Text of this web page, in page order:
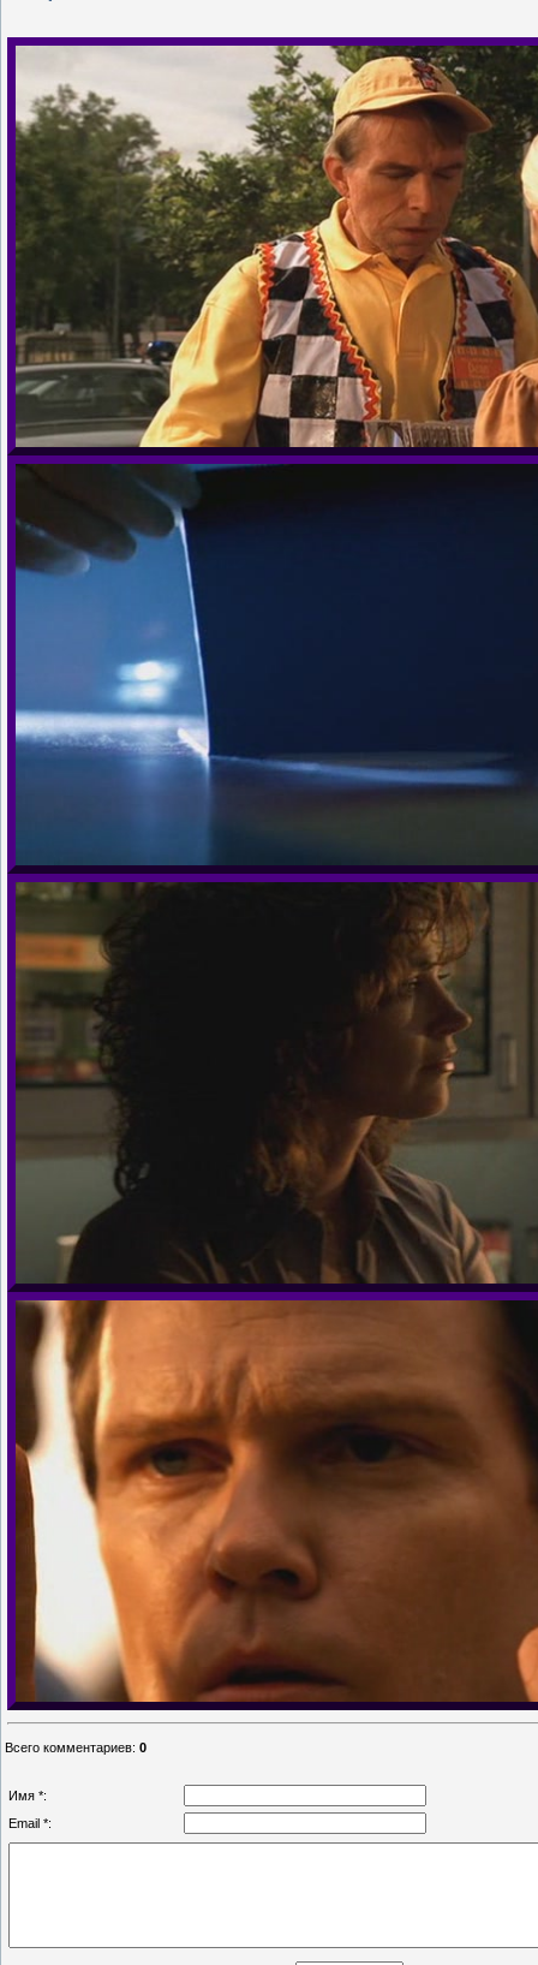
Всего комментариев: 0
Имя *:
Email *: